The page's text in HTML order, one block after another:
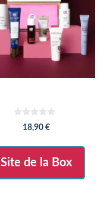
r
18,90 €
Site de la Box